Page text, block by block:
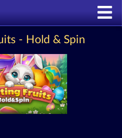
- Hold & Spin